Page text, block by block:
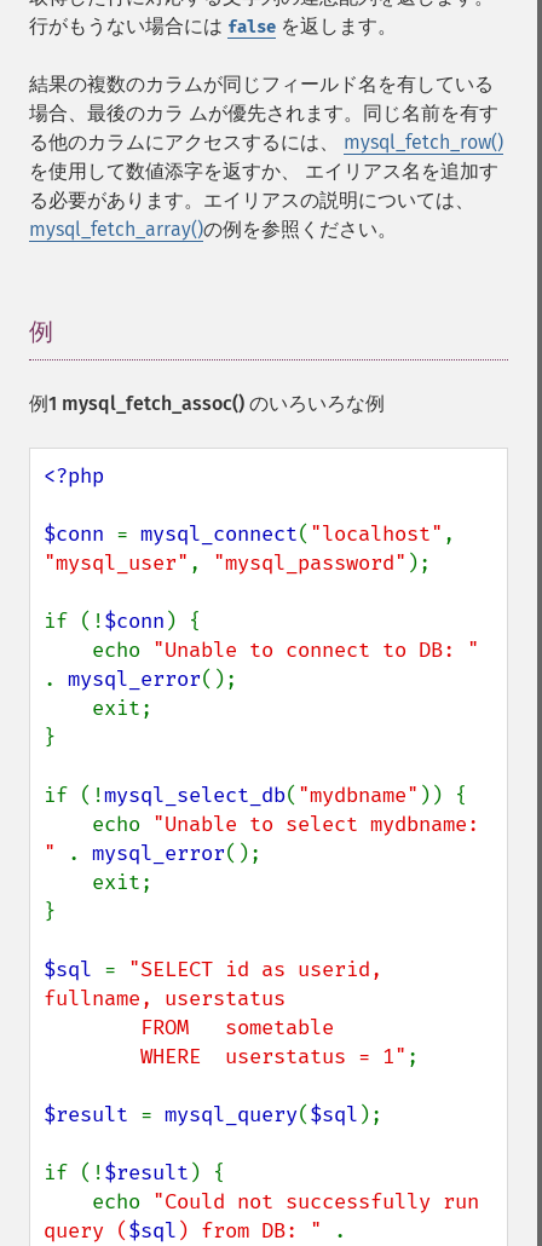
行がもうない場合には false を返します。
結果の複数のカラムが同じフィールド名を有している
場合、最後のカラ ムが優先されます。同じ名前を有す
る他のカラムにアクセスするには、 mysql_fetch_row()
を使用して数値添字を返すか、 エイリアス名を追加す
る必要があります。エイリアスの説明については、
mysql_fetch_array()の例を参照ください。
例
例1 mysql_fetch_assoc() のいろいろな例
<?php
$conn = mysql_connect( "localhost"
"mysql_user" , "mysql_password" );
if (!$conn ) {
    echo
. mysql_error();
}
if (!mysql_select_db( "mydbname" )) {
    echo
"Unable to select mydbname:
"
. mysql_error();
}
$sql = "SELECT id as userid,
fullname, userstatus
        WHERE  userstatus = 1"
;
$result = mysql_query($sql );
if (!$result ) {
    echo
"Could not successfully run
query ($sql ) from DB: "